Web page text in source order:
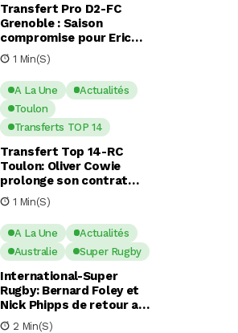
Transfert Pro D2-FC
Grenoble : Saison
compromise pour Eric
Escande apres une
commotion cérébrale
1 Min(s)
A La Une
Actualités
Toulon
Transferts TOP 14
Transfert Top 14-RC
Toulon: Oliver Cowie
prolonge son contrat
avec le RCT jusqu’en 2029
1 Min(s)
A La Une
Actualités
Australie
Super Rugby
International-Super
Rugby: Bernard Foley et
Nick Phipps de retour aux
Waratahs
2 Min(s)